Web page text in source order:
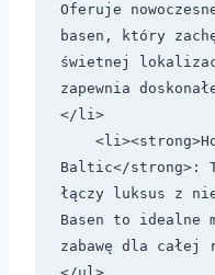
Oferuje
basen, który
świetnej
zapewnia
</li>
Baltic</strong>:
łączy luksus z
Basen to idealne
zabawę dla